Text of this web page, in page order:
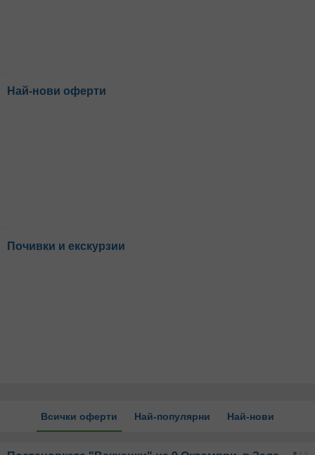
Най-нови оферти
Почивки и екскурзии
Всички оферти Най-популярни Най-нови